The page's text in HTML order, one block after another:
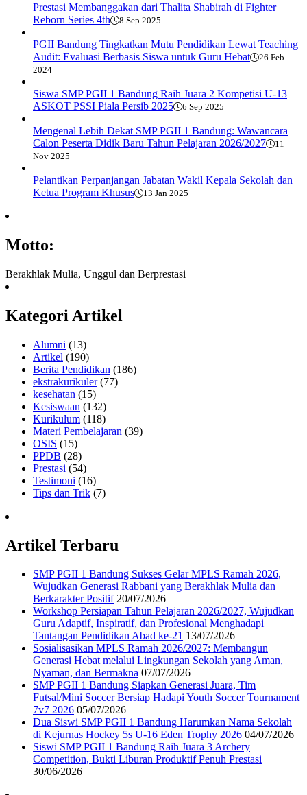
Prestasi Membanggakan dari Thalita Shabirah di Fighter
Reborn Series 4th
8 Sep 2025
PGII Bandung Tingkatkan Mutu Pendidikan Lewat Teaching
Audit: Evaluasi Berbasis Siswa untuk Guru Hebat
26 Feb
2024
Siswa SMP PGII 1 Bandung Raih Juara 2 Kompetisi U-13
ASKOT PSSI Piala Persib 2025
6 Sep 2025
Mengenal Lebih Dekat SMP PGII 1 Bandung: Wawancara
Calon Peserta Didik Baru Tahun Pelajaran 2026/2027
11
Nov 2025
Pelantikan Perpanjangan Jabatan Wakil Kepala Sekolah dan
Ketua Program Khusus
13 Jan 2025
Motto:
Berakhlak Mulia, Unggul dan Berprestasi
Kategori Artikel
Alumni (13)
Artikel (190)
Berita Pendidikan (186)
ekstrakurikuler(77)
kesehatan (15)
Kesiswaan (132)
Kurikulum (118)
Materi Pembelajaran (39)
OSIS (15)
PPDB (28)
Prestasi (54)
Testimoni (16)
Tips dan Trik (7)
Artikel Terbaru
SMP PGII 1 Bandung Sukses Gelar MPLS Ramah 2026,
Wujudkan Generasi Rabbani yang Berakhlak Mulia dan
Berkarakter Positif 20/07/2026
Workshop Persiapan Tahun Pelajaran 2026/2027, Wujudkan
Guru Adaptif, Inspiratif, dan Profesional Menghadapi
Tantangan Pendidikan Abad ke-21 13/07/2026
Sosialisasikan MPLS Ramah 2026/2027: Membangun
Generasi Hebat melalui Lingkungan Sekolah yang Aman,
Nyaman, dan Bermakna 07/07/2026
SMP PGII 1 Bandung Siapkan Generasi Juara, Tim
Futsal/Mini Soccer Bersiap Hadapi Youth Soccer Tournament
7v7 2026 05/07/2026
Dua Siswi SMP PGII 1 Bandung Harumkan Nama Sekolah
di Kejurnas Hockey 5s U-16 Eden Trophy 2026 04/07/2026
Siswi SMP PGII 1 Bandung Raih Juara 3 Archery
Competition, Bukti Liburan Produktif Penuh Prestasi
30/06/2026